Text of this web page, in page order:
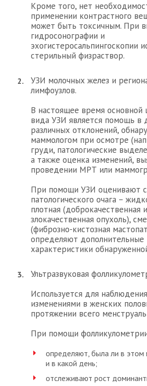
Кроме того, нет
применении контрастного
может быть токсичным. При
гидросонографии и
эхогистеросальпингоскопии
стерильный физраствор.
УЗИ молочных желез и
лимфоузлов.
В настоящее время основной
вида УЗИ является помощь в
различных отклонений,
маммологом при осмотре
груди, патологические
а также оценка изменений,
проведении МРТ или
При помощи УЗИ оценивают
патологического очага –
плотная (доброкачественная
злокачественная опухоль),
(фиброзно-кистозная
определяют дополнительные
характеристики
Ультразвуковая
Используется для
изменениями в женских
протяжении всего
При помощи
определяют, была ли в этом
и в какой день;
отслеживают рост